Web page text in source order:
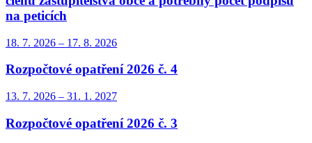
na peticích
18. 7. 2026 – 17. 8. 2026
Rozpočtové opatření 2026 č. 4
13. 7. 2026 – 31. 1. 2027
Rozpočtové opatření 2026 č. 3